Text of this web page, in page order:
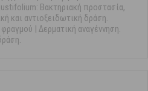
Βακτηριακή προστασία,
και αντιοξειδωτική δράση.
| Δερματική αναγέννηση.